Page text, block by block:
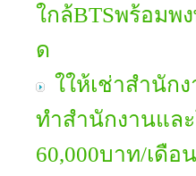
ใกล้BTSพร้อมพ
ด
ใให้เช่าสำนัก
ทำสำนักงานแล
60,000บาท/เดื